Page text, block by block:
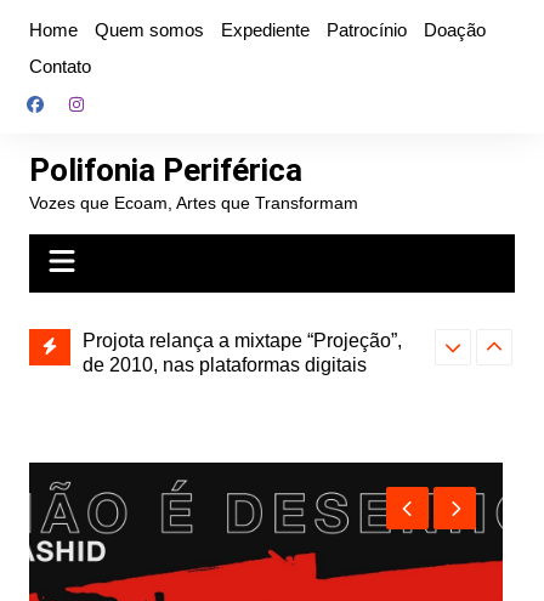
conteúdo
Home Quem somos Expediente Patrocínio
Doação
Contato
Polifonia Periférica
Vozes que Ecoam, Artes que Transformam
e abre
autoral,
Projota relança a mixtape “Projeção”,
de 2010, nas plataformas digitais
Farofa